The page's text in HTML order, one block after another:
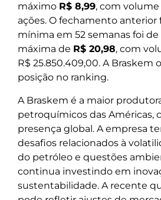
máximo R$ 8,99, com volume
ações. O fechamento anterior
mínima em 52 semanas foi de
máxima de R$ 20,98, com
R$ 25.850.409,00. A Braskem
posição no ranking.
A Braskem é a maior
petroquímicos das Américas,
presença global. A empresa
desafios relacionados à
do petróleo e questões
continua investindo em
sustentabilidade. A recente